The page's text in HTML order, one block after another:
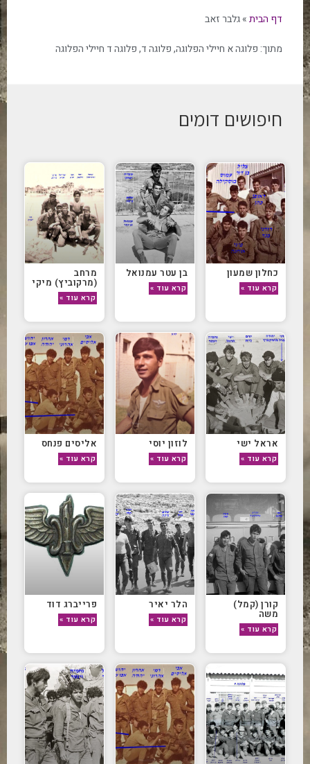
דף הבית»גלבר זאב
מתוך: פלוגה א חיילי הפלוגה,פלוגה ד,פלוגה ד חיילי הפלוגה
חיפושים דומים
כחלון שמעון
קרא עוד »
בן עטר עמנואל
קרא עוד »
מרחב
(מרקוביץ) מיקי
קרא עוד »
אראל ישי
קרא עוד »
לוזון יוסי
קרא עוד »
אליסים פנחס
קרא עוד »
קורן (קמל)
משה
קרא עוד »
הלר יאיר
קרא עוד »
פרייברג דוד
קרא עוד »